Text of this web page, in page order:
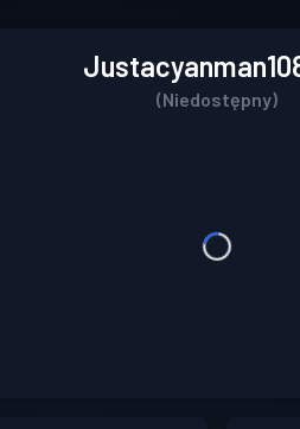
(Niedostępny)